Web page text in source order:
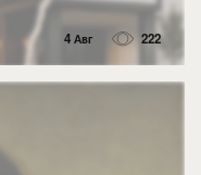
4 Авг 222